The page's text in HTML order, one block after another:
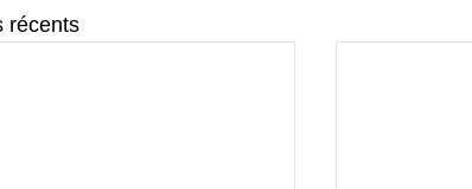
récents